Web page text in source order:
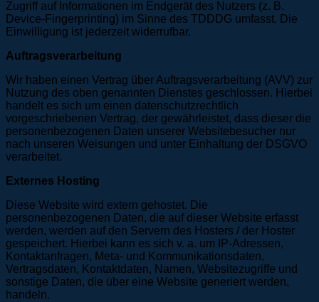
Zugriff auf Informationen im Endgerät des Nutzers (z. B.
Device-Fingerprinting) im Sinne des TDDDG umfasst. Die
Einwilligung ist jederzeit widerrufbar.
Auftragsverarbeitung
Wir haben einen Vertrag über Auftragsverarbeitung (AVV) zur
Nutzung des oben genannten Dienstes geschlossen. Hierbei
handelt es sich um einen datenschutzrechtlich
vorgeschriebenen Vertrag, der gewährleistet, dass dieser die
personenbezogenen Daten unserer Websitebesucher nur
nach unseren Weisungen und unter Einhaltung der DSGVO
verarbeitet.
Externes Hosting
Diese Website wird extern gehostet. Die
personenbezogenen Daten, die auf dieser Website erfasst
werden, werden auf den Servern des Hosters / der Hoster
gespeichert. Hierbei kann es sich v. a. um IP-Adressen,
Kontaktanfragen, Meta- und Kommunikationsdaten,
Vertragsdaten, Kontaktdaten, Namen, Websitezugriffe und
sonstige Daten, die über eine Website generiert werden,
handeln.